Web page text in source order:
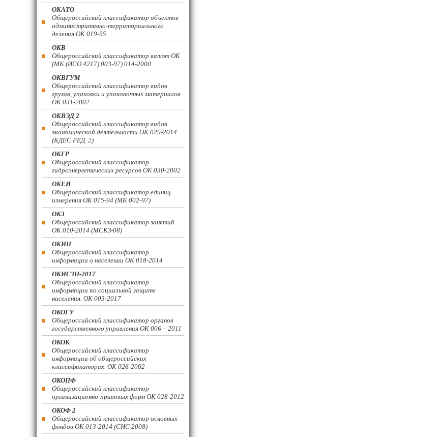
ОКАТО
Общероссийский классификатор объектов
административно-территориального
деления ОК 019-95
ОКВ
Общероссийский классификатор валют ОК
(МК (ИСО 4217) 003-97) 014-2000
ОКВГУМ
Общероссийский классификатор видов
грузов, упаковки и упаковочных материалов
ОК 031-2002
ОКВЭД 2
Общероссийский классификатор видов
экономической деятельности ОК 029-2014
(КДЕС РЕД. 2)
ОКГР
Общероссийский классификатор
гидроэнергетических ресурсов ОК 030-2002
ОКЕИ
Общероссийский классификатор единиц
измерения ОК 015-94 (МК 002-97)
ОКЗ
Общероссийский классификатор занятий
ОК 010-2014 (МСКЗ-08)
ОКИН
Общероссийский классификатор
информации о населении ОК 018-2014
ОКИСЗН-2017
Общероссийский классификатор
информации по социальной защите
населения. ОК 003-2017
ОКОГУ
Общероссийский классификатор органов
государственного управления ОК 006 – 2011
ОКОК
Общероссийский классификатор
информации об общероссийских
классификаторах. ОК 026-2002
ОКОПФ
Общероссийский классификатор
организационно-правовых форм ОК 028-2012
ОКОФ 2
Общероссийский классификатор основных
фондов ОК 013-2014 (СНС 2008)